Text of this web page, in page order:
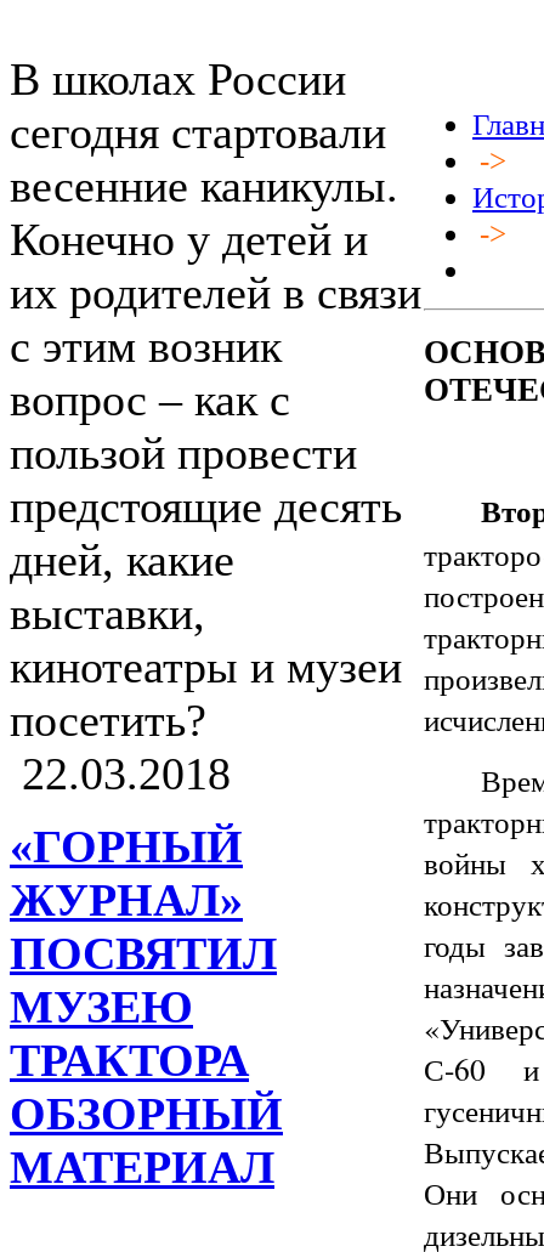
В школах России
сегодня стартовали
весенние каникулы.
Конечно у детей и
их родителей в связи
с этим возник
вопрос – как с
пользой провести
предстоящие десять
дней, какие
выставки,
кинотеатры и музеи
посетить?
22.03.2018
«ГОРНЫЙ
ЖУРНАЛ»
ПОСВЯТИЛ
МУЗЕЮ
ТРАКТОРА
ОБЗОРНЫЙ
МАТЕРИАЛ
->
->
войны
годы
С-60 и
Они